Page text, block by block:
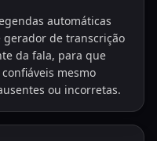
automáticas
gerador de transcrição
da fala, para que
mesmo
ou incorretas.